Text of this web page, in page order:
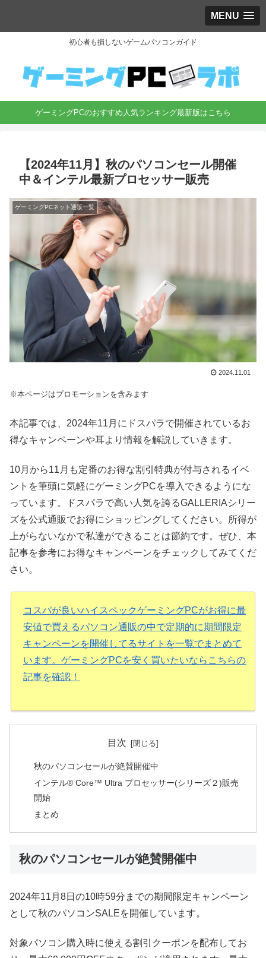
MENU
初心者も損しないゲームパソコンガイド
ゲーミングPCのおすすめ人気ランキング最新版はこちら
【2024年11月】秋のパソコンセール開催
中＆インテル最新プロセッサー販売
ゲーミングPCネット通販一覧
2024.11.01
※本ページはプロモーションを含みます
本記事では、2024年11月にドスパラで開催されているお
得なキャンペーンや耳より情報を解説していきます。
10月から11月も定番のお得な割引特典が付与されるイベ
ントを筆頭に気軽にゲーミングPCを導入できるようにな
っています。ドスパラで高い人気を誇るGALLERIAシリー
ズを公式通販でお得にショッピングしてください。所得が
上がらないなかで私達ができることは節約です。ぜひ、本
記事を参考にお得なキャンペーンをチェックしてみてくだ
さい。
コスパが良いハイスペックゲーミングPCがお得に最
安値で買えるパソコン通販の中で定期的に期間限定
キャンペーンを開催してるサイトを一覧でまとめて
います。ゲーミングPCを安く買いたいならこちらの
記事を確認！
目次
秋のパソコンセールが絶賛開催中
インテル® Core™ Ultra プロセッサー(シリーズ２)販売
開始
まとめ
秋のパソコンセールが絶賛開催中
2024年11月8日の10時59分までの期間限定キャンペーン
として秋のパソコンSALEを開催しています。
対象パソコン購入時に使える割引クーポンを配布してお